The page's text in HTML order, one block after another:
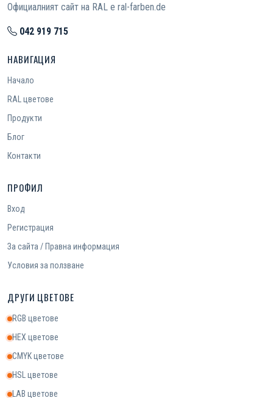
Официалният сайт на RAL е ral-farben.de
042 919 715
НАВИГАЦИЯ
Начало
RAL цветове
Продукти
Блог
Контакти
ПРОФИЛ
Вход
Регистрация
За сайта / Правна информация
Условия за ползване
ДРУГИ ЦВЕТОВЕ
RGB цветове
HEX цветове
CMYK цветове
HSL цветове
LAB цветове